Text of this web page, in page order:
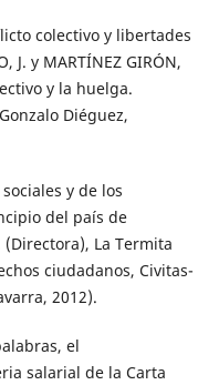
colectivo y libertades
J. y MARTÍNEZ GIRÓN,
y la huelga.
Diéguez,
sociales y de los
del país de
(Directora), La Termita
ciudadanos, Civitas-
2012).
el
salarial de la Carta